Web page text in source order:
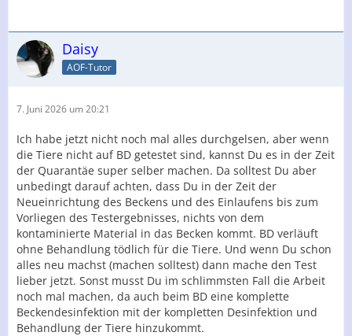
Daisy
AOF-Tutor
7. Juni 2026 um 20:21
Ich habe jetzt nicht noch mal alles durchgelsen, aber wenn
die Tiere nicht auf BD getestet sind, kannst Du es in der Zeit
der Quarantäe super selber machen. Da solltest Du aber
unbedingt darauf achten, dass Du in der Zeit der
Neueinrichtung des Beckens und des Einlaufens bis zum
Vorliegen des Testergebnisses, nichts von dem
kontaminierte Material in das Becken kommt. BD verläuft
ohne Behandlung tödlich für die Tiere. Und wenn Du schon
alles neu machst (machen solltest) dann mache den Test
lieber jetzt. Sonst musst Du im schlimmsten Fall die Arbeit
noch mal machen, da auch beim BD eine komplette
Beckendesinfektion mit der kompletten Desinfektion und
Behandlung der Tiere hinzukommt.